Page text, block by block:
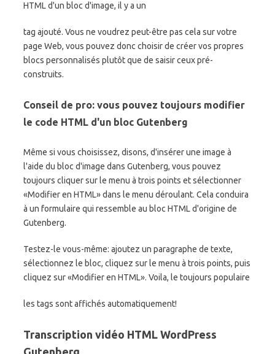
HTML d'un bloc d'image, il y a un
tag ajouté. Vous ne voudrez peut-être pas cela sur votre
page Web, vous pouvez donc choisir de créer vos propres
blocs personnalisés plutôt que de saisir ceux pré-
construits.
Conseil de pro: vous pouvez toujours modifier
le code HTML d'un bloc Gutenberg
Même si vous choisissez, disons, d'insérer une image à
l'aide du bloc d'image dans Gutenberg, vous pouvez
toujours cliquer sur le menu à trois points et sélectionner
«Modifier en HTML» dans le menu déroulant. Cela conduira
à un formulaire qui ressemble au bloc HTML d'origine de
Gutenberg.
Testez-le vous-même: ajoutez un paragraphe de texte,
sélectionnez le bloc, cliquez sur le menu à trois points, puis
cliquez sur «Modifier en HTML». Voila, le toujours populaire
les tags sont affichés automatiquement!
Transcription vidéo HTML WordPress
Gutenberg